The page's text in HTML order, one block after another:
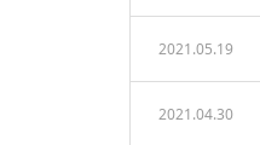
2021.05.19
2021.04.30